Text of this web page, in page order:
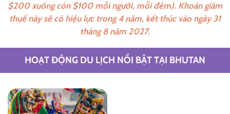
$200 xuống còn $100 mỗi người, mỗi đêm). Khoản giảm
thuế này sẽ có hiệu lực trong 4 năm, kết thúc vào ngày 31
tháng 8 năm 2027.
HOẠT ĐỘNG DU LỊCH NỔI BẬT TẠI BHUTAN